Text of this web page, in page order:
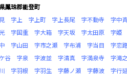
鳳珠郡能登町
字上 字上町 字上長尾 字不動寺 字中
字国重 字大箱 字天坂 字太田原 字姫
字山田 字市之瀬 字布浦 字当目 字恋
谷
字泉 字波並 字清真 字満泉寺 字滝
字羽根 字羽生 字藤ノ瀬 字藤波 字行